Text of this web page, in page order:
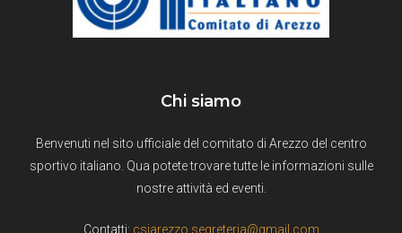
Chi siamo
Benvenuti nel sito ufficiale del comitato di Arezzo del centro
sportivo italiano. Qua potete trovare tutte le informazioni sulle
nostre attività ed eventi.
Contatti: csiarezzo.segreteria@gmail.com